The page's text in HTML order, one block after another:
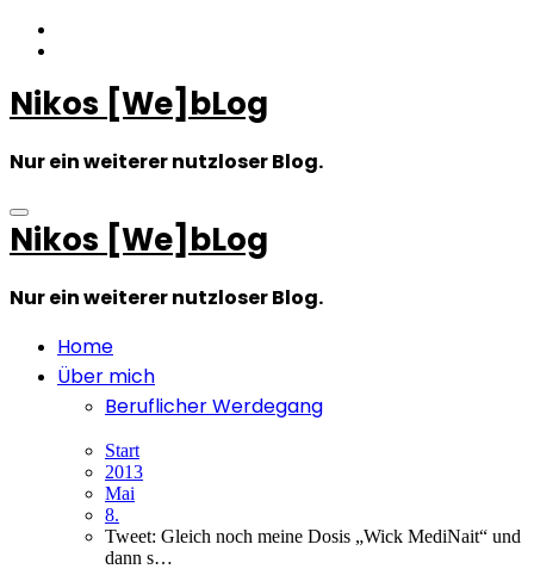
Zum
Inhalt
Nikos [We]bLog
Nur ein weiterer nutzloser Blog.
Nikos [We]bLog
Nur ein weiterer nutzloser Blog.
Home
Über mich
Beruflicher Werdegang
Start
2013
Mai
8.
Tweet: Gleich noch meine Dosis „Wick MediNait“ und
dann s…